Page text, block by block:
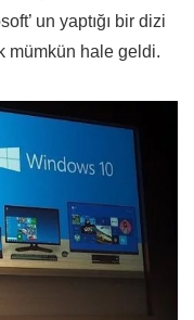
un yaptığı bir dizi
mümkün hale geldi.